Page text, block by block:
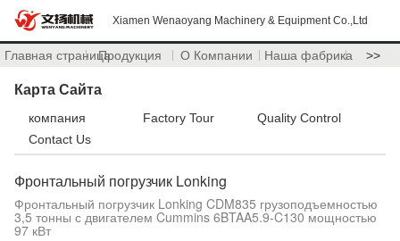
Xiamen Wenaoyang Machinery & Equipment Co.,Ltd
Главная страницаПродукция О Компании Наша фабрика >>
Карта Сайта
компания Factory Tour
Quality Control
Contact Us
Фронтальный погрузчик Lonking
Фронтальный погрузчик Lonking CDM835 грузоподъемностью
3,5 тонны с двигателем Cummins 6BTAA5.9-C130 мощностью
97 кВт